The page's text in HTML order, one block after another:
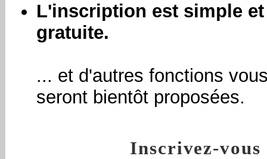
L'inscription est simple et
gratuite.
... et d'autres fonctions
seront bientôt proposées.
Inscrivez-vous